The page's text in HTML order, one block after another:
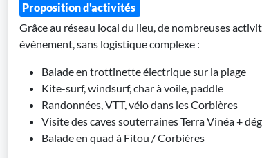
Proposition d'activités
Grâce au réseau local du lieu, de nombreuses
événement, sans logistique complexe :
Balade en trottinette électrique sur la plage
Kite-surf, windsurf, char à voile, paddle
Randonnées, VTT, vélo dans les Corbières
Visite des caves souterraines Terra Vinéa +
Balade en quad à Fitou / Corbières